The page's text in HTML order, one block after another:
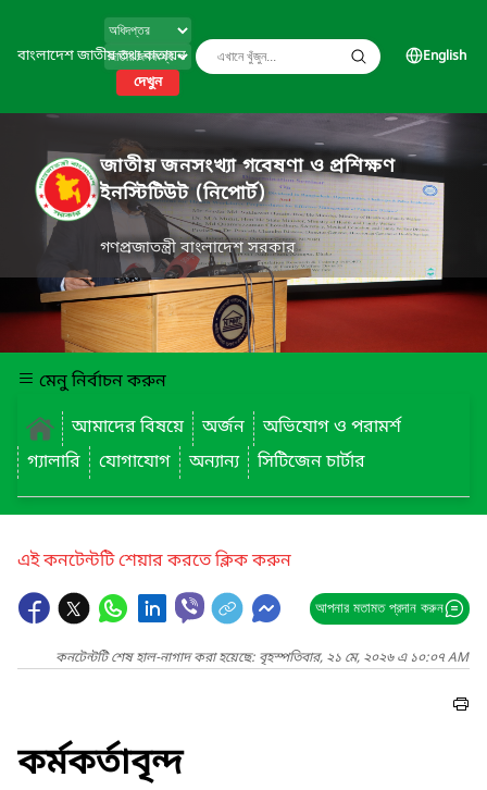
বাংলাদেশ জাতীয় তথ্য বাতায়ন
দেখুন
English
জাতীয় জনসংখ্যা গবেষণা ও প্রশিক্ষণ
ইনস্টিটিউট (নিপোর্ট)
গণপ্রজাতন্ত্রী বাংলাদেশ সরকার
মেনু নির্বাচন করুন
আমাদের বিষয়ে
অর্জন
অভিযোগ ও পরামর্শ
গ্যালারি
যোগাযোগ অন্যান্য সিটিজেন চার্টার
এই কনটেন্টটি শেয়ার করতে ক্লিক করুন
আপনার মতামত প্রদান করুন
কনটেন্টটি শেষ হাল-নাগাদ করা হয়েছে: বৃহস্পতিবার, ২১ মে, ২০২৬ এ ১০:০৭ AM
কর্মকর্তাবৃন্দ